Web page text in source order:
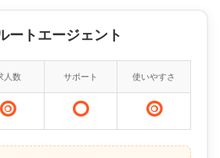
ートエージェント
人数 サポート 使いやすさ